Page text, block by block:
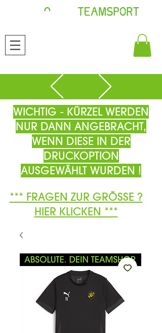
WICHTIG - KÜRZEL WERDEN
NUR DANN ANGEBRACHT,
WENN DIESE IN DER
DRUCKOPTION
AUSGEWÄHLT WURDEN !
*** FRAGEN ZUR GRÖSSE ?
HIER KLICKEN ***